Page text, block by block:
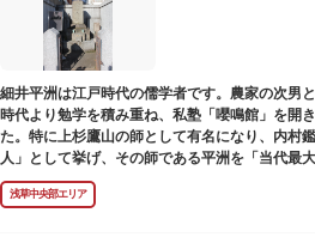
細井平洲は江戸時代の儒学者です。農家の次男
時代より勉学を積み重ね、私塾「嚶鳴館」を開
た。特に上杉鷹山の師として有名になり、内村
人」として挙げ、その師である平洲を「当代最
しています。お墓は天嶽院（てんがくいん）境内
浅草中央部エリア